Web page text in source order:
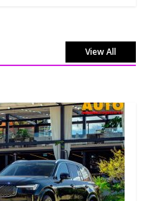
View All